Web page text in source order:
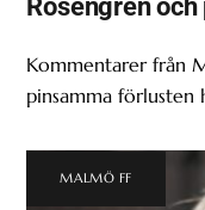
Rosengren
Kommentarer från
pinsamma förlusten
MALMÖ FF